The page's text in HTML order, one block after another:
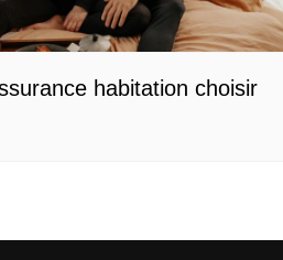
habitation choisir